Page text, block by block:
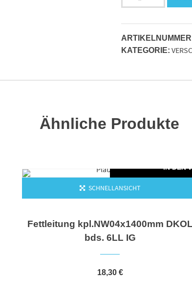
kpl.NW04x680mm
bds.
6LL
IG
KATEGORIE:
Ähnliche Produkte
IN DEN
SCHNELLANSICHT
Fettleitung kpl.NW04x1400mm DKOL
bds. 6LL IG
18,30 €